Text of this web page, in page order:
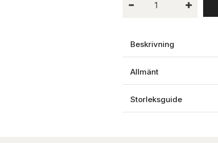
Beskrivning
Allmänt
Storleksguide